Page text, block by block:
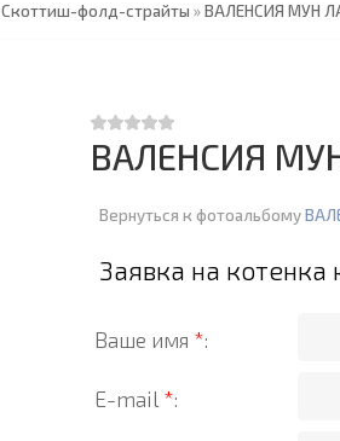
Скоттиш-фолд-страйты »ВАЛЕНСИЯ МУН
ВАЛЕНСИЯ
Вернуться к фотоальбому
Заявка на
Ваше имя *:
E-mail *: